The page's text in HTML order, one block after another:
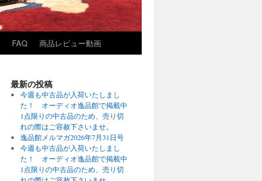
FAQ 商品レビュー動画
最新の投稿
今週も中古品が入荷いたしまし
た！ オーディオ逸品館で掲載中
1点限りの中古品のため、売り切
れの際はご容赦下さいませ。
逸品館メルマガ2026年7月31日号
今週も中古品が入荷いたしまし
た！ オーディオ逸品館で掲載中
1点限りの中古品のため、売り切